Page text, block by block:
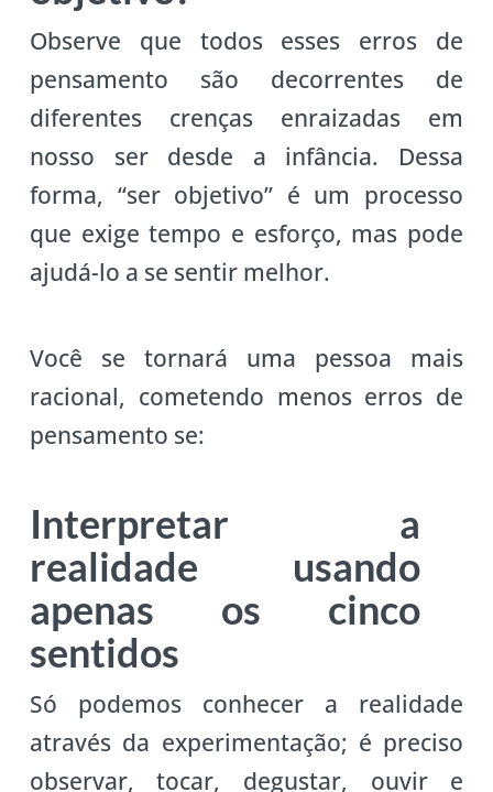
Observe que todos esses erros de
pensamento são decorrentes de
diferentes crenças enraizadas em
nosso ser desde a infância. Dessa
forma, “ser objetivo” é um processo
que exige tempo e esforço, mas pode
ajudá-lo a se sentir melhor.
Você se tornará uma pessoa mais
racional, cometendo menos erros de
pensamento se:
Interpretar a
realidade usando
apenas os cinco
sentidos
Só podemos conhecer a realidade
através da experimentação; é preciso
observar, tocar, degustar, ouvir e